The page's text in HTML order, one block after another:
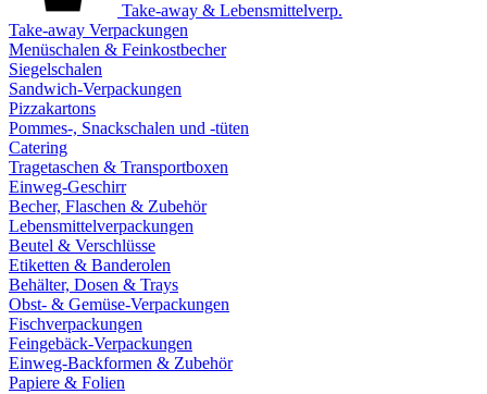
Take-away & Lebensmittelverp.
Take-away Verpackungen
Menüschalen & Feinkostbecher
Siegelschalen
Sandwich-Verpackungen
Pizzakartons
Pommes-, Snackschalen und -tüten
Catering
Tragetaschen & Transportboxen
Einweg-Geschirr
Becher, Flaschen & Zubehör
Lebensmittelverpackungen
Beutel & Verschlüsse
Etiketten & Banderolen
Behälter, Dosen & Trays
Obst- & Gemüse-Verpackungen
Fischverpackungen
Feingebäck-Verpackungen
Einweg-Backformen & Zubehör
Papiere & Folien